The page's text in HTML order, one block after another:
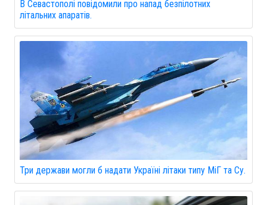
В Севастополі повідомили про напад безпілотних
літальних апаратів.
Три держави могли б надати Україні літаки типу МіГ та Су.